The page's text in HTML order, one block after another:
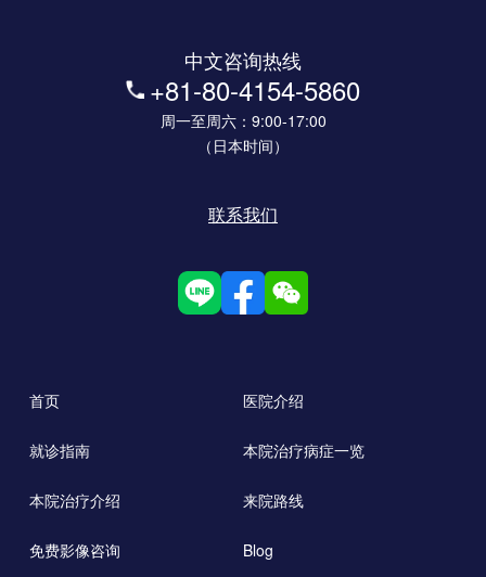
中文咨询热线
+81-80-4154-5860
周一至周六：9:00-17:00
（日本时间）
联系我们
首页 医院介绍
就诊指南 本院治疗病症一览
本院治疗介绍 来院路线
免费影像咨询 Blog